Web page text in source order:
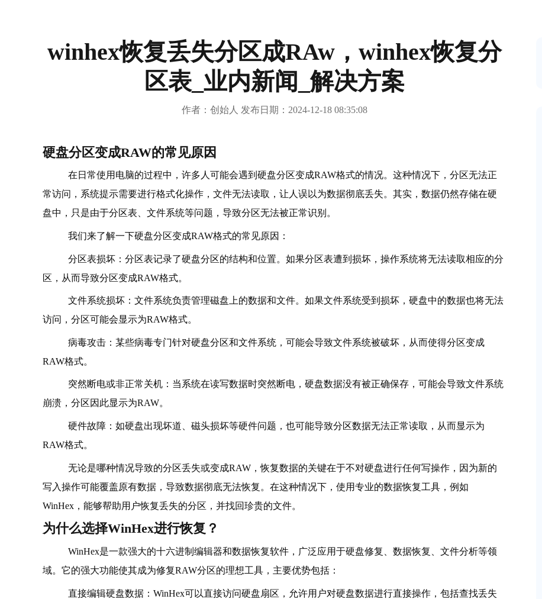
快递运输
网站地图
硬盘数据恢复
winhex恢复丢失分区成RAw，winhex恢复分
区表_业内新闻_解决方案
作者：创始人 发布日期：2024-12-18 08:35:08
硬盘分区变成RAW的常见原因
在日常使用电脑的过程中，许多人可能会遇到硬盘分区变成RAW格式的情况。这种情况下，分区无法正
常访问，系统提示需要进行格式化操作，文件无法读取，让人误以为数据彻底丢失。其实，数据仍然存储在硬
盘中，只是由于分区表、文件系统等问题，导致分区无法被正常识别。
我们来了解一下硬盘分区变成RAW格式的常见原因：
分区表损坏：分区表记录了硬盘分区的结构和位置。如果分区表遭到损坏，操作系统将无法读取相应的分
区，从而导致分区变成RAW格式。
文件系统损坏：文件系统负责管理磁盘上的数据和文件。如果文件系统受到损坏，硬盘中的数据也将无法
访问，分区可能会显示为RAW格式。
病毒攻击：某些病毒专门针对硬盘分区和文件系统，可能会导致文件系统被破坏，从而使得分区变成
RAW格式。
突然断电或非正常关机：当系统在读写数据时突然断电，硬盘数据没有被正确保存，可能会导致文件系统
崩溃，分区因此显示为RAW。
硬件故障：如硬盘出现坏道、磁头损坏等硬件问题，也可能导致分区数据无法正常读取，从而显示为
RAW格式。
无论是哪种情况导致的分区丢失或变成RAW，恢复数据的关键在于不对硬盘进行任何写操作，因为新的
写入操作可能覆盖原有数据，导致数据彻底无法恢复。在这种情况下，使用专业的数据恢复工具，例如
WinHex，能够帮助用户恢复丢失的分区，并找回珍贵的文件。
为什么选择WinHex进行恢复？
WinHex是一款强大的十六进制编辑器和数据恢复软件，广泛应用于硬盘修复、数据恢复、文件分析等领
域。它的强大功能使其成为修复RAW分区的理想工具，主要优势包括：
直接编辑硬盘数据：WinHex可以直接访问硬盘扇区，允许用户对硬盘数据进行直接操作，包括查找丢失